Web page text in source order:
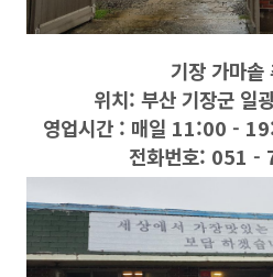
기장 가마솥
위치: 부산 기장군 일
영업시간 : 매일 11:00 -
전화번호: 051